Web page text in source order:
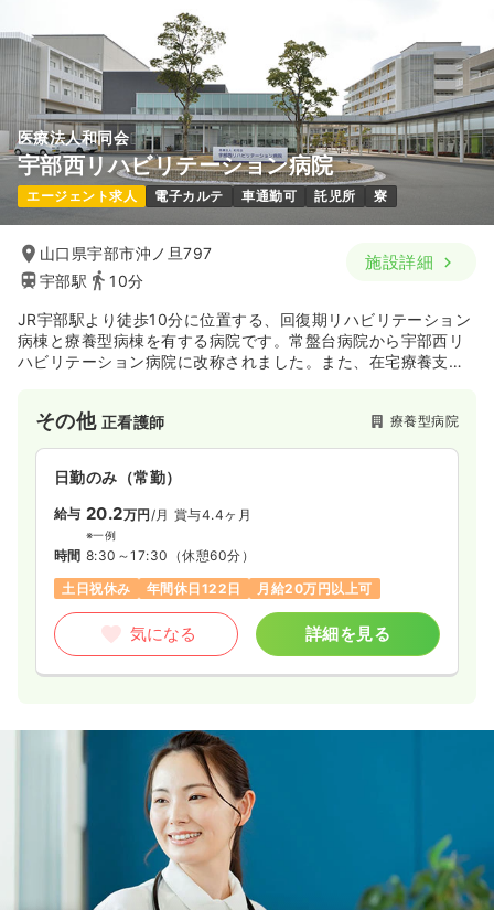
オンコールあり
月給34万円以上可
気になる 詳細を見る
介護・福祉系正看護師 サ高住
日勤のみ（常勤） 一時募集休止
給与 23.7〜27.2万円/月
※一例
時間 8:00～17:00
月給27万円以上可
気になる 詳細を見る
医療法人和同会
宇部西リハビリテーション病院
エージェント求人 電子カルテ 車通勤可 託児所 寮
山口県宇部市沖ノ旦797
宇部駅
10分
施設詳細
JR宇部駅より徒歩10分に位置する、回復期リハビリテーション
病棟と療養型病棟を有する病院です。常盤台病院から宇部西リ
ハビリテーション病院に改称されました。また、在宅療養支援
支援ハウス、介護付き有料老人ホームなども併設されていま
す。
その他 正看護師 療養型病院
日勤のみ（常勤）
給与 20.2万円/月 賞与4.4ヶ月
※一例
時間 8:30～17:30 （休憩60分）
土日祝休み
年間休日122日 月給20万円以上可
気になる 詳細を見る